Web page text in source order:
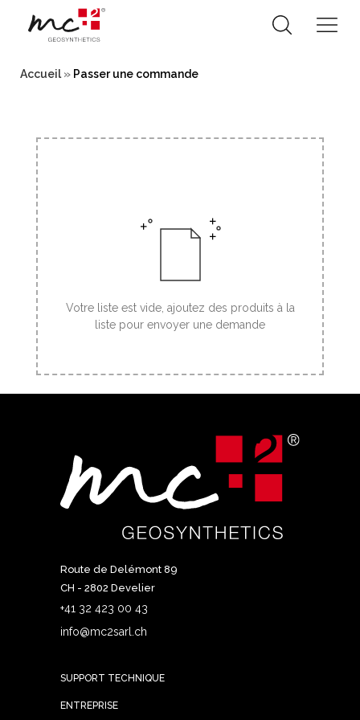
Accueil » Passer une commande
Votre liste est vide, ajoutez des produits à la
liste pour envoyer une demande
Route de Delémont 89
CH - 2802 Develier
+41 32 423 00 43
info@mc2sarl.ch
SUPPORT TECHNIQUE
ENTREPRISE